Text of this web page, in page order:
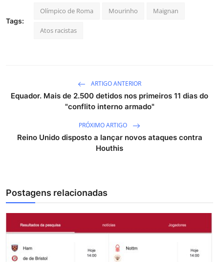
Tags:
Olímpico de Roma Mourinho Maignan
Atos racistas
ARTIGO ANTERIOR
Equador. Mais de 2.500 detidos nos primeiros 11 dias do
"conflito interno armado"
PRÓXIMO ARTIGO
Reino Unido disposto a lançar novos ataques contra
Houthis
Postagens relacionadas